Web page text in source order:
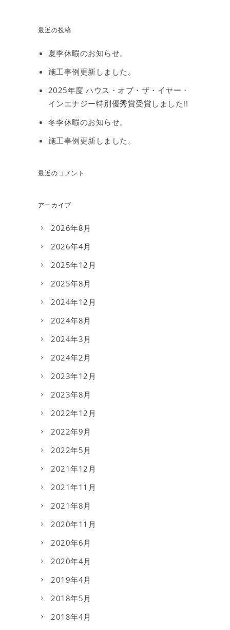
最近の投稿
夏季休暇のお知らせ。
施工事例更新しました。
2025年度 ハウス・オブ・ザ・イヤー・
インエナジー特別優秀賞受賞しました!!
冬季休暇のお知らせ。
施工事例更新しました。
最近のコメント
アーカイブ
2026年8月
2026年4月
2025年12月
2025年8月
2024年12月
2024年8月
2024年3月
2024年2月
2023年12月
2023年8月
2022年12月
2022年9月
2022年5月
2021年12月
2021年11月
2021年8月
2020年11月
2020年6月
2020年4月
2019年4月
2018年5月
2018年4月